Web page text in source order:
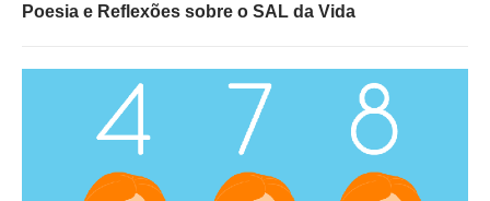
Poesia e Reflexões sobre o SAL da Vida